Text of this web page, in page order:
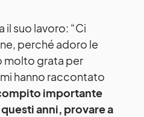
il suo lavoro: “Ci
perché adoro le
molto grata per
hanno raccontato
importante
anni, provare a